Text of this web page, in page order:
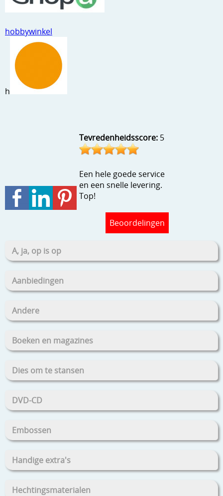
Ribbelaar
Snijmaterialen
Speciaal papier
Template, mask, stencils, grids
Wat nog, een creatief kijkje
hobbywinkel
h
Tevredenheidsscore: 5
Een hele goede service
en een snelle levering.
Top!
Beoordelingen
A, ja, op is op
Aanbiedingen
Andere
Boeken en magazines
Dies om te stansen
DVD-CD
Embossen
Handige extra's
Hechtingsmaterialen